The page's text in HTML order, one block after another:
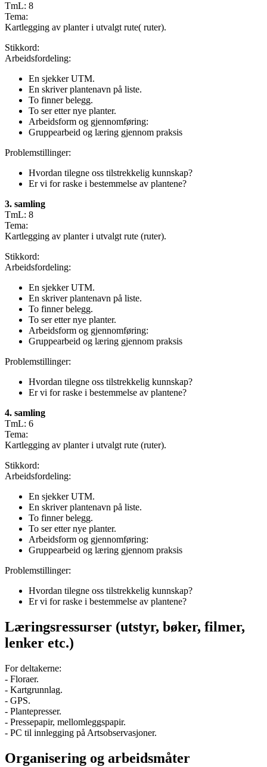
TmL: 8
Tema:
Kartlegging av planter i utvalgt rute( ruter).
Stikkord:
Arbeidsfordeling:
En sjekker UTM.
En skriver plantenavn på liste.
To finner belegg.
To ser etter nye planter.
Arbeidsform og gjennomføring:
Gruppearbeid og læring gjennom praksis
Problemstillinger:
Hvordan tilegne oss tilstrekkelig kunnskap?
Er vi for raske i bestemmelse av plantene?
3. samling
TmL: 8
Tema:
Kartlegging av planter i utvalgt rute (ruter).
Stikkord:
Arbeidsfordeling:
En sjekker UTM.
En skriver plantenavn på liste.
To finner belegg.
To ser etter nye planter.
Arbeidsform og gjennomføring:
Gruppearbeid og læring gjennom praksis
Problemstillinger:
Hvordan tilegne oss tilstrekkelig kunnskap?
Er vi for raske i bestemmelse av plantene?
4. samling
TmL: 6
Tema:
Kartlegging av planter i utvalgt rute (ruter).
Stikkord:
Arbeidsfordeling:
En sjekker UTM.
En skriver plantenavn på liste.
To finner belegg.
To ser etter nye planter.
Arbeidsform og gjennomføring:
Gruppearbeid og læring gjennom praksis
Problemstillinger:
Hvordan tilegne oss tilstrekkelig kunnskap?
Er vi for raske i bestemmelse av plantene?
Læringsressurser (utstyr, bøker, filmer,
lenker etc.)
For deltakerne:
- Floraer.
- Kartgrunnlag.
- GPS.
- Plantepresser.
- Pressepapir, mellomleggspapir.
- PC til innlegging på Artsobservasjoner.
Organisering og arbeidsmåter